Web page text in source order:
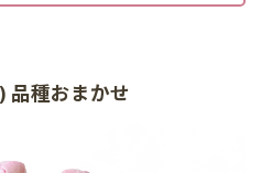
品種おまかせ